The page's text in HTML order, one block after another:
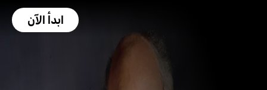
ابدأ الآن